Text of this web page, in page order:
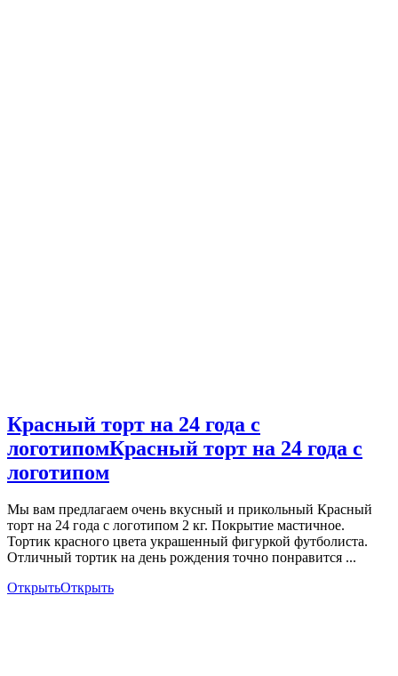
Красный торт на 24 года с
логотипомКрасный торт на 24 года с
логотипом
Мы вам предлагаем очень вкусный и прикольный Красный
торт на 24 года с логотипом 2 кг. Покрытие мастичное.
Тортик красного цвета украшенный фигуркой футболиста.
Отличный тортик на день рождения точно понравится ...
ОткрытьОткрыть